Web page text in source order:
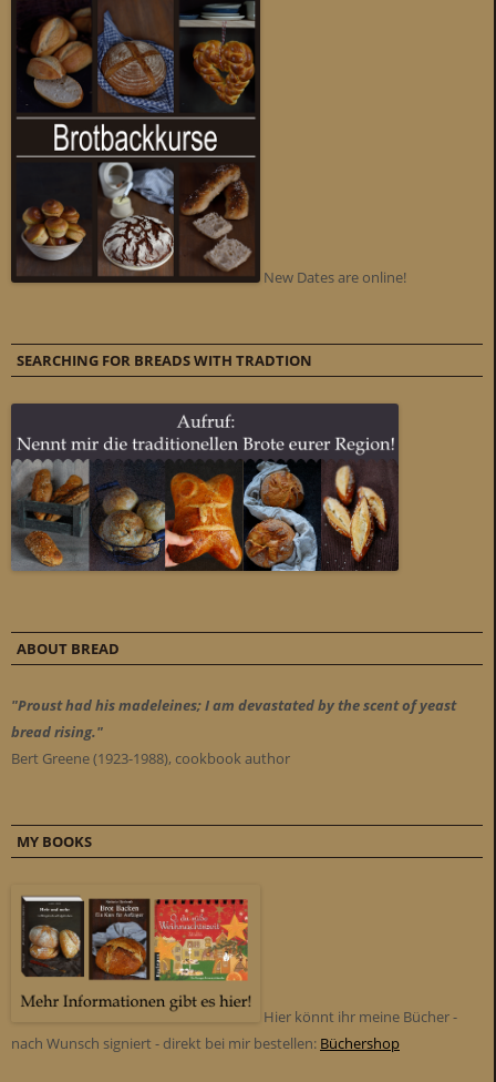
New Dates are online!
SEARCHING FOR BREADS WITH TRADTION
ABOUT BREAD
"Proust had his madeleines; I am devastated by the scent of yeast
bread rising."
Bert Greene (1923-1988), cookbook author
MY BOOKS
Hier könnt ihr meine Bücher -
nach Wunsch signiert - direkt bei mir bestellen: Büchershop